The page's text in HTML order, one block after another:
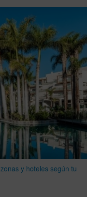
y hoteles según tu